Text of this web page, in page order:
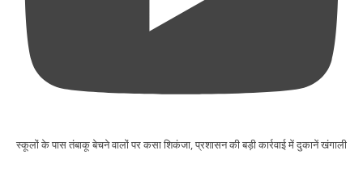
स्कूलों के पास तंबाकू बेचने वालों पर कसा शिकंजा, प्रशासन की बड़ी कार्रवाई में दुकानें खंगाली